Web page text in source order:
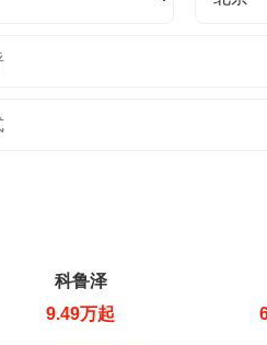
科鲁泽
9.49万起